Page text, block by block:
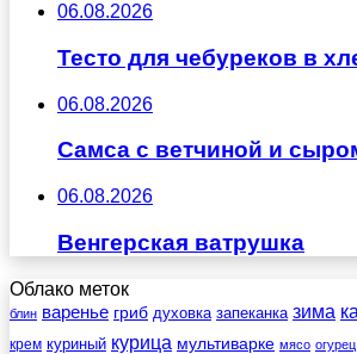
06.08.2026
Тесто для чебуреков в
06.08.2026
Самса с ветчиной и
06.08.2026
Венгерская ватрушка
Облако меток
блин варенье гриб духовка запеканка зима
крем куриный курица мультиварке мясо огурец